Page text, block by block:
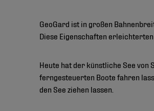
GeoGard ist in großen
Diese Eigenschaften
Heute hat der künstliche See von
ferngesteuerten Boote fahren
den See ziehen lassen.